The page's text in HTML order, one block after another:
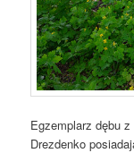
Egzemplarz dębu
Drezdenko